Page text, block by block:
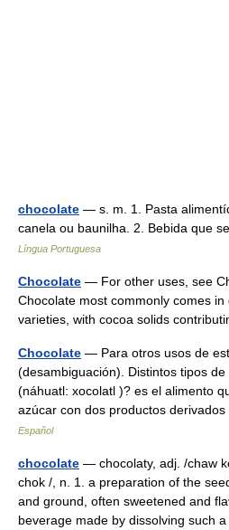
chocolate — s. m. 1. Pasta
canela ou baunilha. 2. Bebida que
Língua Portuguesa
Chocolate — For other uses, see
Chocolate most commonly comes
varieties, with cocoa solids
Chocolate — Para otros usos de
(desambiguación). Distintos tipos
(náhuatl: xocolatl )? es el alimento
azúcar con dos productos
Español
chocolate — chocolaty, adj. /chaw
chok /, n. 1. a preparation of the
and ground, often sweetened and
beverage made by dissolving such